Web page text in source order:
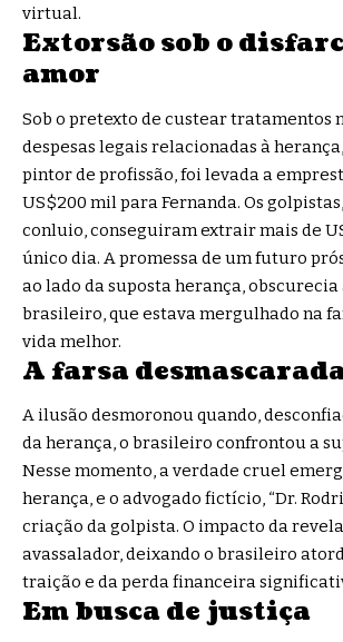
virtual.
Extorsão sob o
amor
Sob o pretexto de custear tratamentos
despesas legais relacionadas à
pintor de profissão, foi levada a
US$200 mil para Fernanda. Os
conluio, conseguiram extrair mais de
único dia. A promessa de um futuro
ao lado da suposta herança, obscurecia
brasileiro, que estava mergulhado na
vida melhor.
A farsa
A ilusão desmoronou quando,
da herança, o brasileiro confrontou a
Nesse momento, a verdade cruel
herança, e o advogado fictício, “Dr.
criação da golpista. O impacto da
avassalador, deixando o brasileiro
traição e da perda financeira
Em busca de justiça